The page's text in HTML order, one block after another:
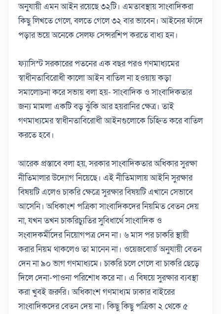
অনুযায়ী এমন আইন রয়েছে ৩২টি। এমতাবস্থায় সাংবাদিকরা
কিছু লিখতে গেলে, বলতে গেলে ৩২ বার ভাবেন। আইনের ফাঁদে
পড়ার ভয়ে অনেকে সেলফ সেন্সরশিপ করতে বাধ্য হন।
ফ্যাসিস্ট সরকারের পতনের এক বছর পরও গণমাধ্যমের
স্বাধীনতাবিরোধী কালো আইন বাতিল না হওয়ায় কড়া
সমালোচনা করে সভায় বলা হয়- সাংবাদিক ও সাংবাদিকতার
জন্য মামলা একটি বড় ঝুঁকি আর হয়রানির ক্ষেত্র। তাই
গণমাধ্যমের স্বাধীনতাবিরোধী আইনগুলোকে চিহ্নিত করে বাতিল
করতে হবে।
আরেক প্রস্তাবে বলা হয়, সরকার সাংবাদিকতার অধিকার সুরক্ষা
নীতিমালার উদ্যোগ নিয়েছে। এই নীতিমালায় আইনি সুরক্ষার
বিষয়টি এলেও চাকরি ক্ষেত্রে সুরক্ষার বিষয়টি এখানে সেভাবে
আসেনি। অধিকাংশ পত্রিকা সাংবাদিকদের নিয়মিত বেতন দেয়
না, যখন তখন চাকরিচ্যুতির সুবিধার্থে সাংবাদিক ও
সংবাদকর্মীদের নিয়োগপত্র দেন না। ৬ মাস পর চাকরি স্থায়ী
করার নিয়ম থাকলেও তা মানেন না। ওয়েজবোর্ড অনুযায়ী বেতন
দেন না ৯০ ভাগ গণমাধ্যমে। চাকরি চলে গেলে বা চাকরি ছেড়ে
দিলে দেনা-পাওনা পরিশোধ করে না। এ বিষয়ে সুরক্ষার ব্যবস্থা
করা খুবই জরুরি। অধিকাংশ গণমাধ্যম ঢাকার বাইরের
সাংবাদিকদের বেতন দেয় না। কিছু কিছু পত্রিকা ২ থেকে ৫